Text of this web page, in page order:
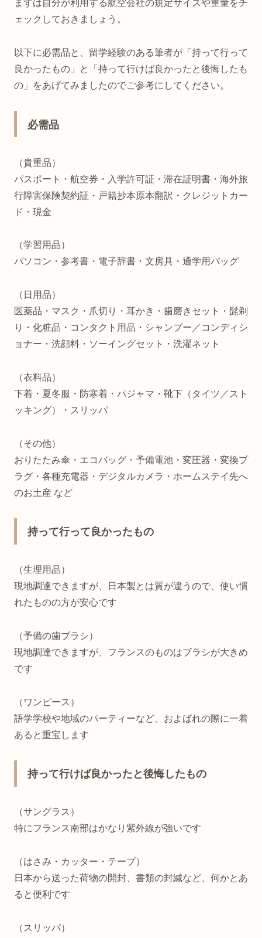
まずは自分が利用する航空会社の規定サイズや重量をチ
ェックしておきましょう。
以下に必需品と、留学経験のある筆者が「持って行って
良かったもの」と「持って行けば良かったと後悔したも
の」をあげてみましたのでご参考にしてください。
必需品
（貴重品）
パスポート・航空券・入学許可証・滞在証明書・海外旅
行障害保険契約証・戸籍抄本原本翻訳・クレジットカー
ド・現金
（学習用品）
パソコン・参考書・電子辞書・文房具・通学用バッグ
（日用品）
医薬品・マスク・爪切り・耳かき・歯磨きセット・髭剃
り・化粧品・コンタクト用品・シャンプー／コンディシ
ョナー・洗顔料・ソーイングセット・洗濯ネット
（衣料品）
下着・夏冬服・防寒着・パジャマ・靴下（タイツ／スト
ッキング）・スリッパ
（その他）
おりたたみ傘・エコバッグ・予備電池・変圧器・変換プ
ラグ・各種充電器・デジタルカメラ・ホームステイ先へ
のお土産 など
持って行って良かったもの
（生理用品）
現地調達できますが、日本製とは質が違うので、使い慣
れたものの方が安心です
（予備の歯ブラシ）
現地調達できますが、フランスのものはブラシが大きめ
です
（ワンピース）
語学学校や地域のパーティーなど、およばれの際に一着
あると重宝します
持って行けば良かったと後悔したもの
（サングラス）
特にフランス南部はかなり紫外線が強いです
（はさみ・カッター・テープ）
日本から送った荷物の開封、書類の封緘など、何かとあ
ると便利です
（スリッパ）